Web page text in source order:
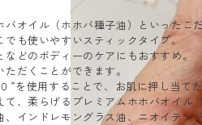
オイル（ホホバ種子油）といったこ
も使いやすいスティックタイプ。
どのボディーのケアにもおすすめ。
だくことができます。
”を使用することで、お肌に押し当て
、柔らげるプレミアムホホバオイ
インドレモングラス油、ニオイテ